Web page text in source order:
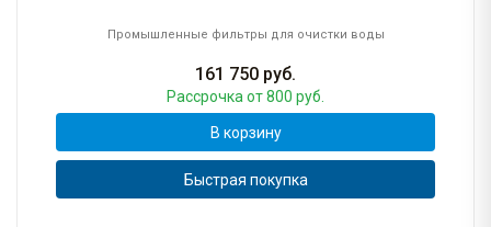
Промышленные фильтры для очистки воды
161 750 руб.
Рассрочкаот 800 руб.
В корзину
Быстрая покупка